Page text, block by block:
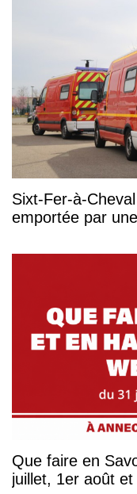
Sixt-Fer-à-
emportée par
Que faire en